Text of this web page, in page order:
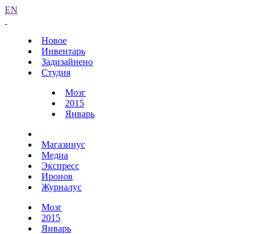
EN
Новое
Инвентарь
Задизайнено
Студия
Мозг
2015
Январь
Магазинус
Медиа
Экспресс
Иронов
Журналус
Мозг
2015
Январь